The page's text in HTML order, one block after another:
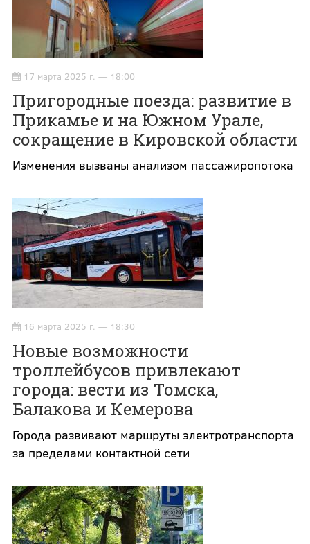
17 марта 2025 г. — 18:00
Пригородные поезда: развитие в
Прикамье и на Южном Урале,
сокращение в Кировской области
Изменения вызваны анализом пассажиропотока
16 марта 2025 г. — 18:30
Новые возможности
троллейбусов привлекают
города: вести из Томска,
Балакова и Кемерова
Города развивают маршруты электротранспорта
за пределами контактной сети